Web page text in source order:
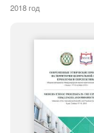
2018 год